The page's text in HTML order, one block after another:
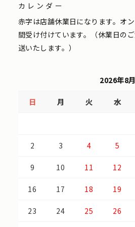
カレンダー
赤字は店舗休業日になります。オ
間受け付けています。（休業日の
送いたします。）
2026年8月
日 月 火 水
2 3 4 5
9 10 11 12
16 17 18 19
23 24 25 26